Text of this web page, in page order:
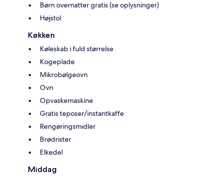
Børn overnatter gratis (se oplysninger)
Højstol
Køkken
Køleskab i fuld størrelse
Kogeplade
Mikrobølgeovn
Ovn
Opvaskemaskine
Gratis teposer/instantkaffe
Rengøringsmidler
Brødrister
Elkedel
Middag